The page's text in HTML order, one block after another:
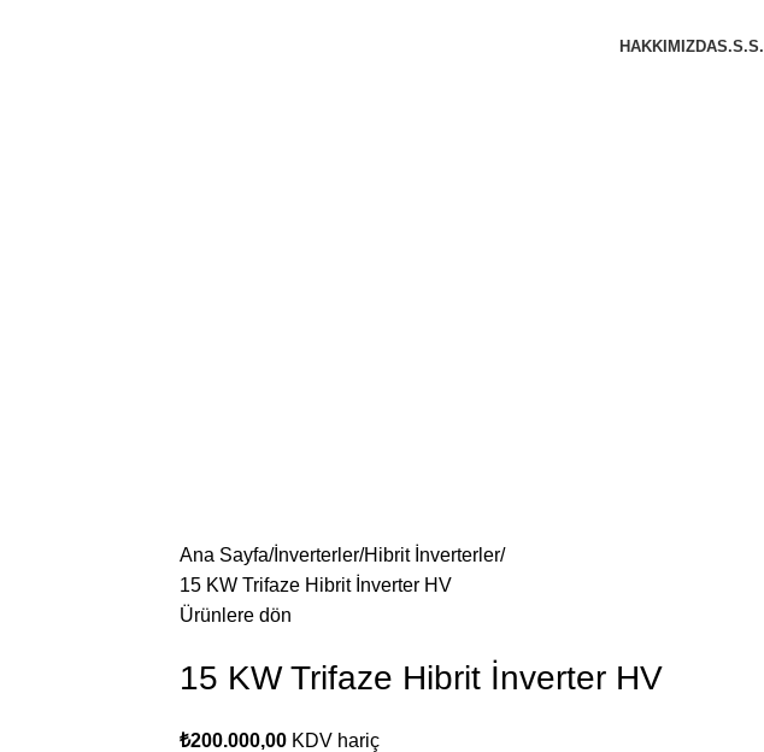
HAKKIMIZDAS.S.S.
Ana Sayfa İnverterler Hibrit İnverterler
15 KW Trifaze Hibrit İnverter HV
Ürünlere dön
15 KW Trifaze Hibrit İnverter HV
₺200.000,00KDV hariç